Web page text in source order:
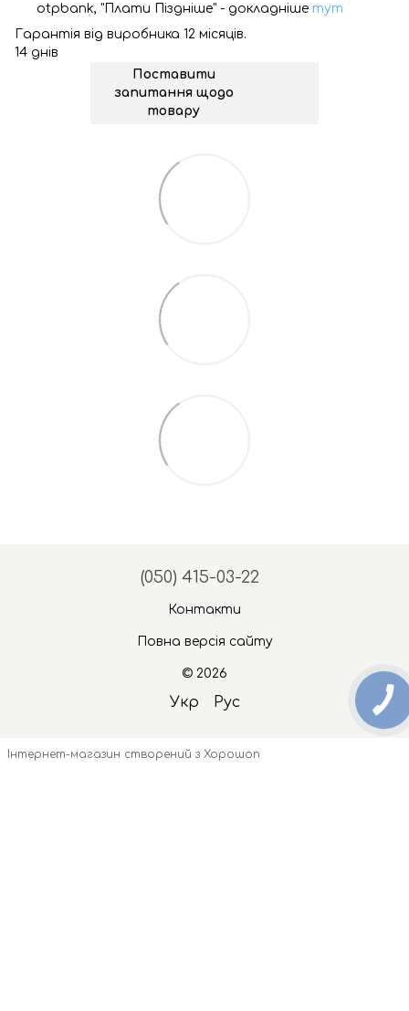
otpbank, "Плати Піздніше" - докладніше тут
Гарантія від виробника 12 місяців.
14 днів
Поставити
запитання щодо
товару
(050) 415-03-22
Контакти
Повна версія сайту
© 2026
Укр Рус
Інтернет-магазин створений з Хорошоп